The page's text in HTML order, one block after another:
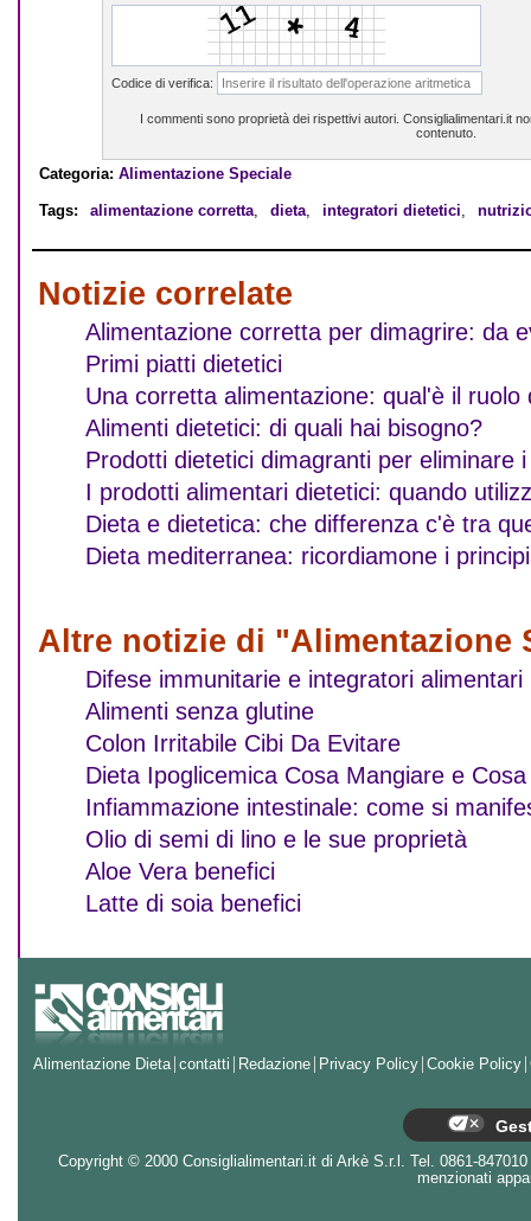
Codice di verifica:
I commenti sono proprietà dei rispettivi autori. Consiglialimentari.it
contenuto.
Categoria: Alimentazione Speciale
Tags: alimentazione corretta, dieta, integratori dietetici,
Notizie correlate
Alimentazione corretta per dimagrire: da
Primi piatti dietetici
Una corretta alimentazione: qual'è il ruolo
Alimenti dietetici: di quali hai bisogno?
Prodotti dietetici dimagranti per eliminare
I prodotti alimentari dietetici: quando
Dieta e dietetica: che differenza c'è tra
Dieta mediterranea: ricordiamone i principi
Altre notizie di "Alimentazione
Difese immunitarie e integratori alimentari
Alimenti senza glutine
Colon Irritabile Cibi Da Evitare
Dieta Ipoglicemica Cosa Mangiare e
Infiammazione intestinale: come si
Olio di semi di lino e le sue proprietà
Aloe Vera benefici
Latte di soia benefici
Alimentazione Dieta contatti Redazione Privacy Policy Cookie Policy
Copyright © 2000 Consiglialimentari.it di Arkè S.r.l. Tel. 0861-
menzionati